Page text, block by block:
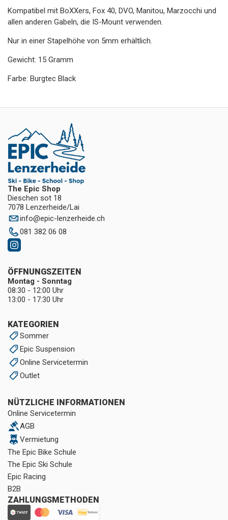
Kompatibel mit BoXXers, Fox 40, DVO, Manitou, Marzocchi und
allen anderen Gabeln, die IS-Mount verwenden.
Nur in einer Stapelhöhe von 5mm erhältlich.
Gewicht: 15 Gramm
Farbe: Burgtec Black
The Epic Shop
Dieschen sot 18
7078 Lenzerheide/Lai
info@epic-lenzerheide.ch
081 382 06 08
KATEGORIEN
Sommer
Epic Suspension
Online Servicetermin
Outlet
NÜTZLICHE INFORMATIONEN
Online Servicetermin
AGB
Vermietung
The Epic Bike Schule
The Epic Ski Schule
Epic Racing
B2B
ZAHLUNGSMETHODEN
ÖFFNUNGSZEITEN
Montag - Sonntag
08:30 - 12:00 Uhr
13:00 - 17:30 Uhr